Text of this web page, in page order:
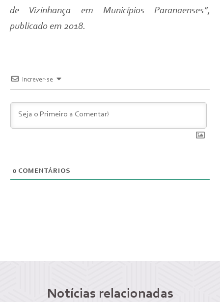
de Vizinhança em Municípios Paranaenses”,
publicado em 2018.
Increver-se
0 COMENTÁRIOS
Notícias relacionadas